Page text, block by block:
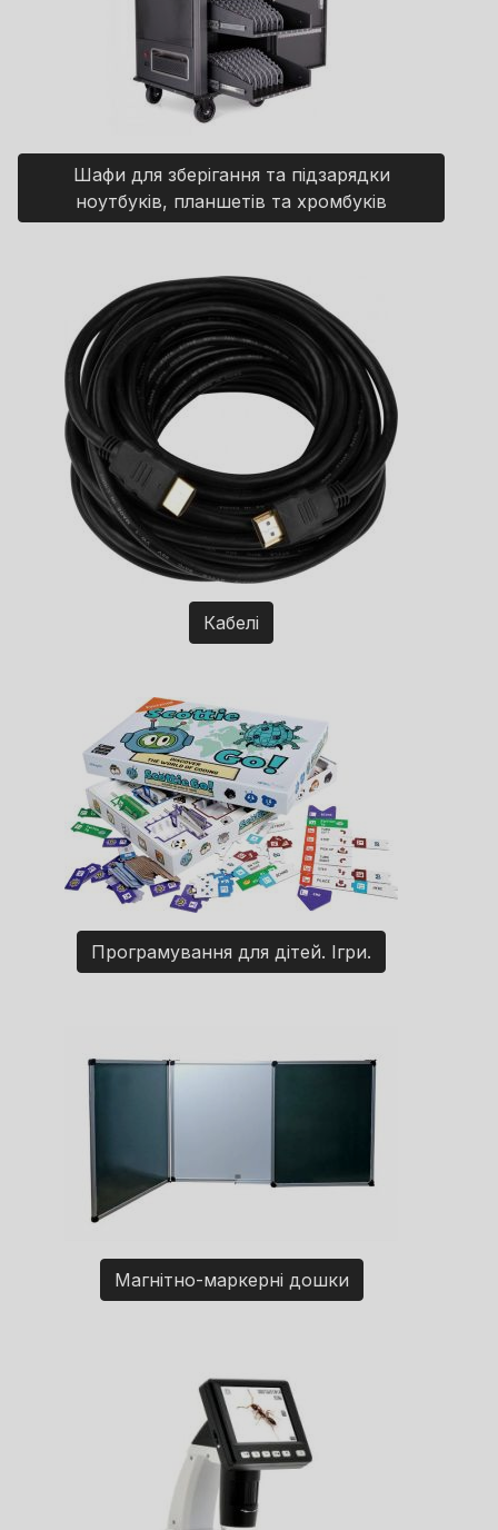
Шафи для зберігання та підзарядки
ноутбуків, планшетів та хромбуків
Кабелі
Програмування для дітей. Ігри.
Магнітно-маркерні дошки